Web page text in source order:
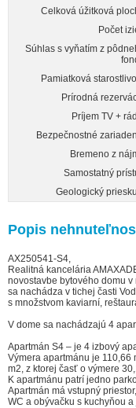
Celková úžitková
Počet
Súhlas s vyňatím z
Pamiatková
Prírodná
Príjem TV +
Bezpečnostné
Bremeno z
Samostatný
Geologický
Popis
AX250541-S4,
Realitná kancelária
novostavbe bytového domu v
sa nachádza v tichej časti
s množstvom kaviarní,
V dome sa nachádzajú 4
Apartmán S4 – je 4 izbový
Výmera apartmánu je 110,66
m2, z ktorej časť o výmere
K apartmánu patrí jedno
Apartmán má vstupný
WC a obývačku s kuchyňou